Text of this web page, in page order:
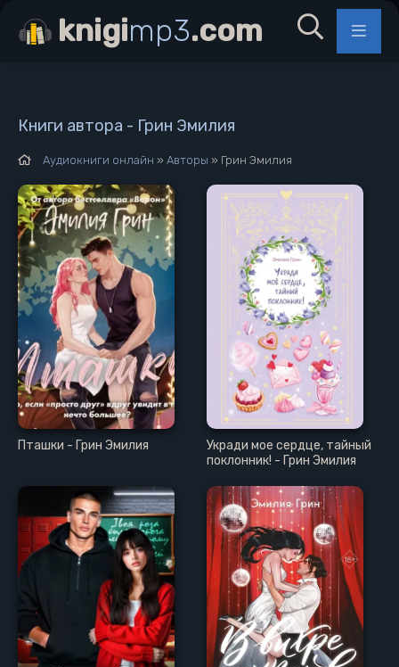
Книги автора - Грин Эмилия
Аудиокниги онлайн » Авторы » Грин Эмилия
Пташки - Грин Эмилия
Укради мое сердце, тайный
поклонник! - Грин Эмилия
knigimp3.com